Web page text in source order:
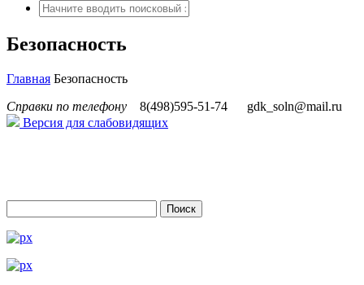
Безопасность
Главная Безопасность
Справки по телефону
8(498)595-51-74
gdk_soln@mail.ru
Версия для слабовидящих